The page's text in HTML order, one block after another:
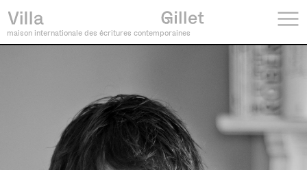
maison internationale des écritures contemporaines